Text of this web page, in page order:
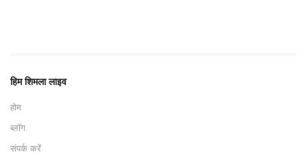
हिम शिमला लाइव
होम
ब्लॉग
संपर्क करें